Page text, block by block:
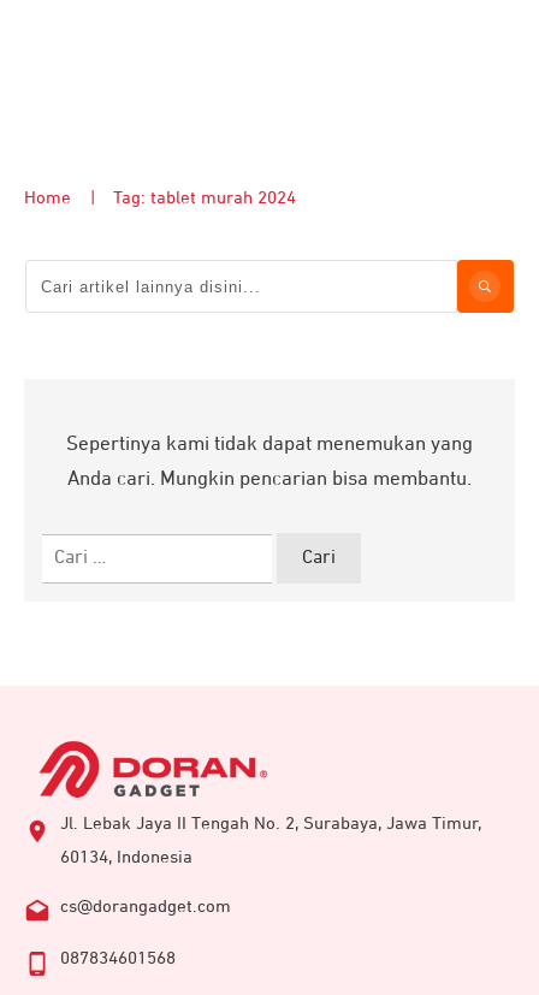
Home Tag: tablet murah 2024
Sepertinya kami tidak dapat menemukan yang
Anda cari. Mungkin pencarian bisa membantu.
Cari
Jl. Lebak Jaya II Tengah No. 2, Surabaya, Jawa Timur,
60134, Indonesia
cs@dorangadget.com
087834601568